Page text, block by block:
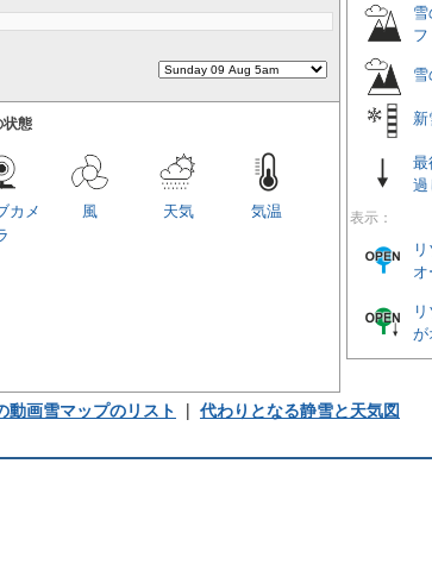
態
気温
天気
風
カメ
フ
最
過
表示：
が
動画雪マップのリスト | 代わりとなる静雪と天気図